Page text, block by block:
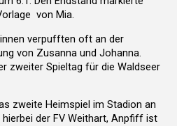
von Mia.
verpufften oft an der
von Zusanna und Johanna.
zweiter Spieltag für die Waldseer
zweite Heimspiel im Stadion an
der FV Weithart, Anpfiff ist